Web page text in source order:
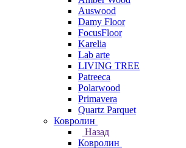
Auswood
Damy Floor
FocusFloor
Karelia
Lab arte
LIVING TREE
Patreeca
Polarwood
Primavera
Quartz Parquet
Ковролин
Назад
Ковролин